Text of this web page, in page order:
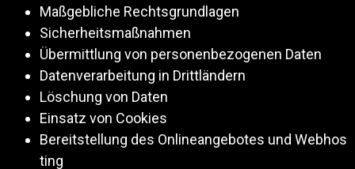
Maßgebliche Rechtsgrundlagen
Sicherheitsmaßnahmen
Übermittlung von personenbezogenen Daten
Datenverarbeitung in Drittländern
Löschung von Daten
Einsatz von Cookies
Bereitstellung des Onlineangebotes und Webhos
ting